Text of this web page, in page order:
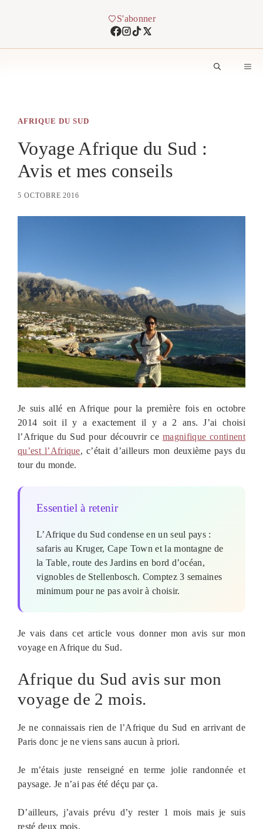
S'abonner
AFRIQUE DU SUD
Voyage Afrique du Sud :
Avis et mes conseils
5 OCTOBRE 2016
Je suis allé en Afrique pour la première fois en octobre
2014 soit il y a exactement il y a 2 ans. J’ai choisi
l’Afrique du Sud pour découvrir ce magnifique continent
qu’est l’Afrique, c’était d’ailleurs mon deuxième pays du
tour du monde.
Essentiel à retenir
L’Afrique du Sud condense en un seul pays :
safaris au Kruger, Cape Town et la montagne de
la Table, route des Jardins en bord d’océan,
vignobles de Stellenbosch. Comptez 3 semaines
minimum pour ne pas avoir à choisir.
Je vais dans cet article vous donner mon avis sur mon
voyage en Afrique du Sud.
Afrique du Sud avis sur mon
voyage de 2 mois.
Je ne connaissais rien de l’Afrique du Sud en arrivant de
Paris donc je ne viens sans aucun à priori.
Je m’étais juste renseigné en terme jolie randonnée et
paysage. Je n’ai pas été déçu par ça.
D’ailleurs, j’avais prévu d’y rester 1 mois mais je suis
resté deux mois.